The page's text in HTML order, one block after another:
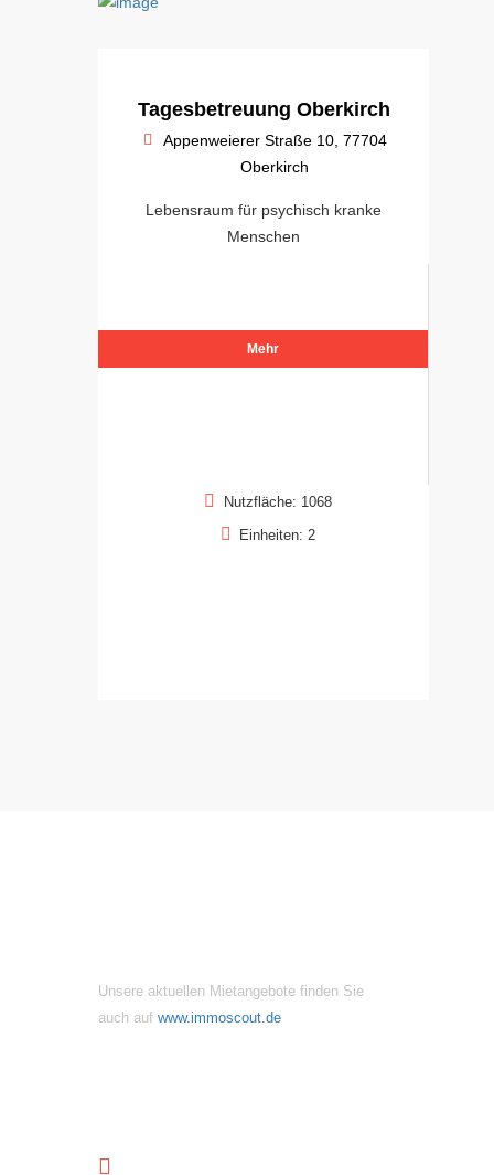
Tagesbetreuung Oberkirch
Appenweierer Straße 10, 77704
Oberkirch
Lebensraum für psychisch kranke
Menschen
Mehr
Nutzfläche: 1068
Einheiten: 2
Unsere aktuellen Mietangebote finden Sie
auch auf www.immoscout.de